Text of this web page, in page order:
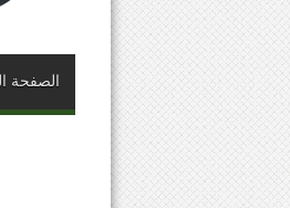
الصفحة